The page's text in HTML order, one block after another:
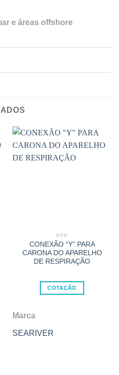
e áreas offshore
EPR
CONEXÃO “Y” PARA
CARONA DO APARELHO
DE RESPIRAÇÃO
COTAÇÃO
Marca
SEARIVER